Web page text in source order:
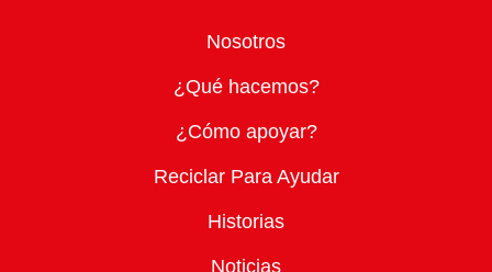
Nosotros
¿Qué hacemos?
¿Cómo apoyar?
Reciclar Para Ayudar
Historias
Noticias